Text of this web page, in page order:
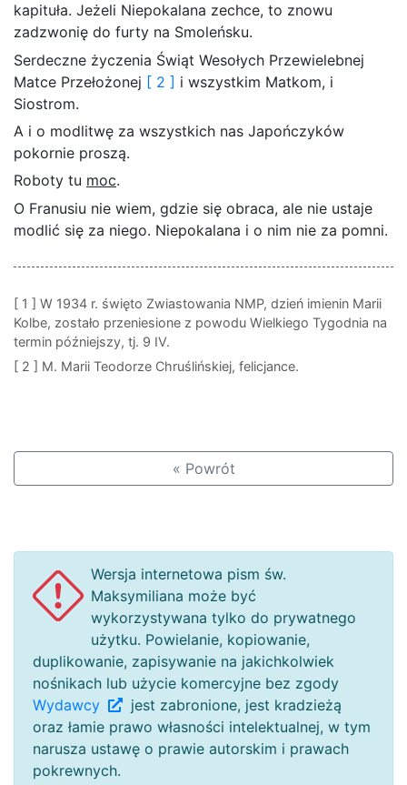
kapituła. Jeżeli Niepokalana zechce, to znowu
zadzwonię do furty na Smoleńsku.
Serdeczne życzenia Świąt Wesołych Przewielebnej
Matce Przełożonej [ 2 ] i wszystkim Matkom, i
Siostrom.
A i o modlitwę za wszystkich nas Japończyków
pokornie proszą.
Roboty tu moc.
O Franusiu nie wiem, gdzie się obraca, ale nie ustaje
modlić się za niego. Niepokalana i o nim nie za pomni.
[ 1 ] W 1934 r. święto Zwiastowania NMP, dzień imienin Marii
Kolbe, zostało przeniesione z powodu Wielkiego Tygodnia na
termin późniejszy, tj. 9 IV.
[ 2 ] M. Marii Teodorze Chruślińskiej, felicjance.
« Powrót
Wersja internetowa pism św.
Maksymiliana może być
wykorzystywana tylko do prywatnego
użytku. Powielanie, kopiowanie,
duplikowanie, zapisywanie na jakichkolwiek
nośnikach lub użycie komercyjne bez zgody
Wydawcy
jest zabronione, jest kradzieżą
oraz łamie prawo własności intelektualnej, w tym
narusza ustawę o prawie autorskim i prawach
pokrewnych.